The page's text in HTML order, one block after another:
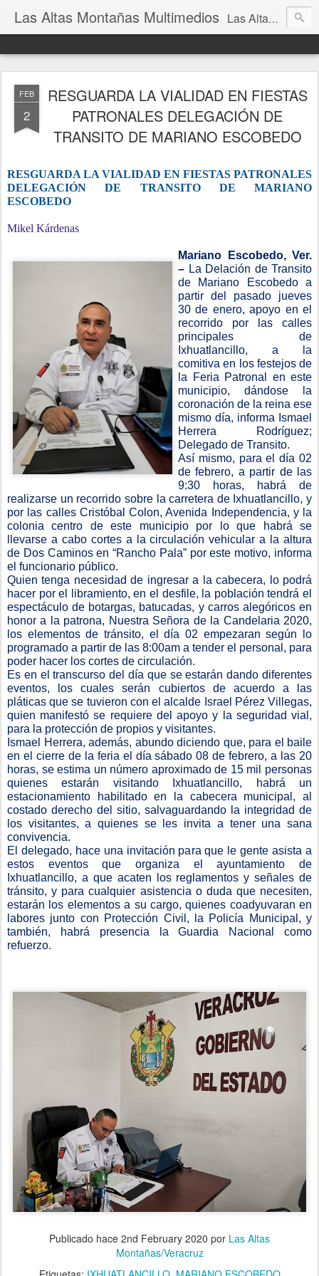
Las Altas Montañas Multimedios Las Altas Montañas Multimedios
FEB
2
RESGUARDA LA VIALIDAD EN FIESTAS
PATRONALES DELEGACIÓN DE
TRANSITO DE MARIANO ESCOBEDO
RESGUARDA LA VIALIDAD EN FIESTAS PATRONALES
DELEGACIÓN DE TRANSITO DE MARIANO
ESCOBEDO
Mikel Kárdenas
Mariano Escobedo, Ver.
– La Delación de Transito
de Mariano Escobedo a
partir del pasado jueves
30 de enero, apoyo en el
recorrido por las calles
principales de
Ixhuatlancillo, a la
comitiva en los festejos de
la Feria Patronal en este
municipio, dándose la
coronación de la reina ese
mismo día, informa Ismael
Herrera Rodríguez;
Delegado de Transito.
Así mismo, para el día 02
de febrero, a partir de las
9:30 horas, habrá de
realizarse un recorrido sobre la carretera de Ixhuatlancillo, y
por las calles Cristóbal Colon, Avenida Independencia, y la
colonia centro de este municipio por lo que habrá se
llevarse a cabo cortes a la circulación vehicular a la altura
de Dos Caminos en “Rancho Pala” por este motivo, informa
el funcionario público.
Quien tenga necesidad de ingresar a la cabecera, lo podrá
hacer por el libramiento, en el desfile, la población tendrá el
espectáculo de botargas, batucadas, y carros alegóricos en
honor a la patrona, Nuestra Señora de la Candelaria 2020,
los elementos de tránsito, el día 02 empezaran según lo
programado a partir de las 8:00am a tender el personal, para
poder hacer los cortes de circulación.
Es en el transcurso del día que se estarán dando diferentes
eventos, los cuales serán cubiertos de acuerdo a las
pláticas que se tuvieron con el alcalde Israel Pérez Villegas,
quien manifestó se requiere del apoyo y la seguridad vial,
para la protección de propios y visitantes.
Ismael Herrera, además, abundo diciendo que, para el baile
en el cierre de la feria el día sábado 08 de febrero, a las 20
horas, se estima un número aproximado de 15 mil personas
quienes estarán visitando Ixhuatlancillo, habrá un
estacionamiento habilitado en la cabecera municipal, al
costado derecho del sitio, salvaguardando la integridad de
los visitantes, a quienes se les invita a tener una sana
convivencia.
El delegado, hace una invitación para que le gente asista a
estos eventos que organiza el ayuntamiento de
Ixhuatlancillo, a que acaten los reglamentos y señales de
tránsito, y para cualquier asistencia o duda que necesiten,
estarán los elementos a su cargo, quienes coadyuvaran en
labores junto con Protección Civil, la Policía Municipal, y
también, habrá presencia la Guardia Nacional como
refuerzo.
Publicado hace 2nd February 2020 por Las Altas
Montañas/Veracruz